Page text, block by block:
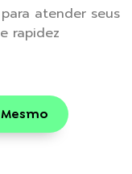
atender seus
rapidez